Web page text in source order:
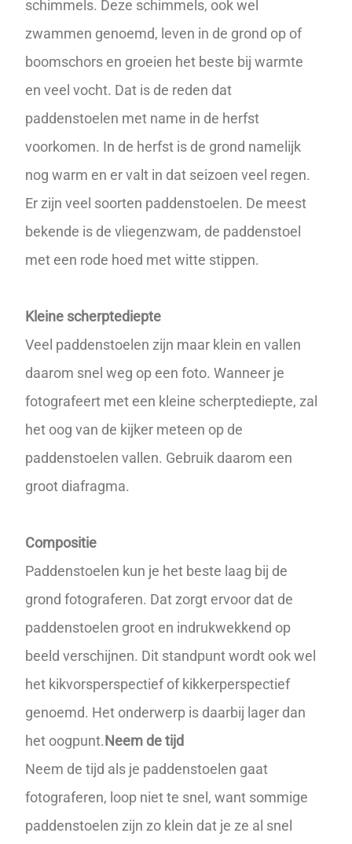
schimmels. Deze schimmels, ook wel
zwammen genoemd, leven in de grond op of
boomschors en groeien het beste bij warmte
en veel vocht. Dat is de reden dat
paddenstoelen met name in de herfst
voorkomen. In de herfst is de grond namelijk
nog warm en er valt in dat seizoen veel regen.
Er zijn veel soorten paddenstoelen. De meest
bekende is de vliegenzwam, de paddenstoel
met een rode hoed met witte stippen.
Kleine scherptediepte
Veel paddenstoelen zijn maar klein en vallen
daarom snel weg op een foto. Wanneer je
fotografeert met een kleine scherptediepte, zal
het oog van de kijker meteen op de
paddenstoelen vallen. Gebruik daarom een
groot diafragma.
Compositie
Paddenstoelen kun je het beste laag bij de
grond fotograferen. Dat zorgt ervoor dat de
paddenstoelen groot en indrukwekkend op
beeld verschijnen. Dit standpunt wordt ook wel
het kikvorsperspectief of kikkerperspectief
genoemd. Het onderwerp is daarbij lager dan
het oogpunt.Neem de tijd
Neem de tijd als je paddenstoelen gaat
fotograferen, loop niet te snel, want sommige
paddenstoelen zijn zo klein dat je ze al snel